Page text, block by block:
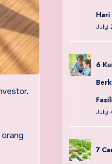
orang
Hari
July
6
July
7